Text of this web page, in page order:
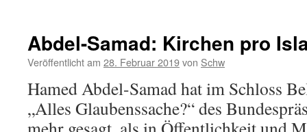
Abdel-Samad: Kirchen pro
Veröffentlicht am 28. Februar 2019von Schw
Hamed Abdel-Samad hat im Schloss
„Alles Glaubenssache?“ des